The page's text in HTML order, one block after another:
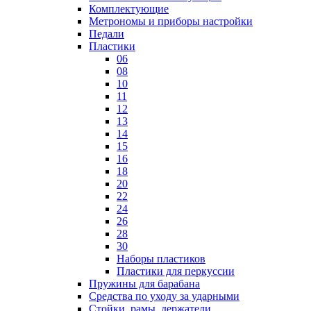
Комплектующие
Метрономы и приборы настройки
Педали
Пластики
06
08
10
11
12
13
14
15
16
18
20
22
24
26
28
30
Наборы пластиков
Пластики для перкуссии
Пружины для барабана
Средства по уходу за ударными
Стойки, рамы, держатели